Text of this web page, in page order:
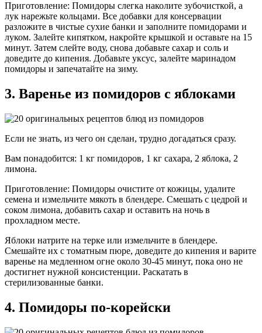
Приготовление: Помидоры слегка наколите зубочисткой, а
лук нарежьте кольцами. Все добавки для консервации
разложите в чистые сухие банки и заполните помидорами и
луком. Залейте кипятком, накройте крышкой и оставьте на 15
минут. Затем слейте воду, снова добавьте сахар и соль и
доведите до кипения. Добавьте уксус, залейте маринадом
помидоры и запечатайте на зиму.
3. Варенье из помидоров с яблоками
Если не знать, из чего он сделан, трудно догадаться сразу.
Вам понадобится: 1 кг помидоров, 1 кг сахара, 2 яблока, 2
лимона.
Приготовление: Помидоры очистите от кожицы, удалите
семена и измельчите мякоть в блендере. Смешать с цедрой и
соком лимона, добавить сахар и оставить на ночь в
прохладном месте.
Яблоки натрите на терке или измельчите в блендере.
Смешайте их с томатным пюре, доведите до кипения и варите
варенье на медленном огне около 30-45 минут, пока оно не
достигнет нужной консистенции. Раскатать в
стерилизованные банки.
4. Помидоры по-корейски